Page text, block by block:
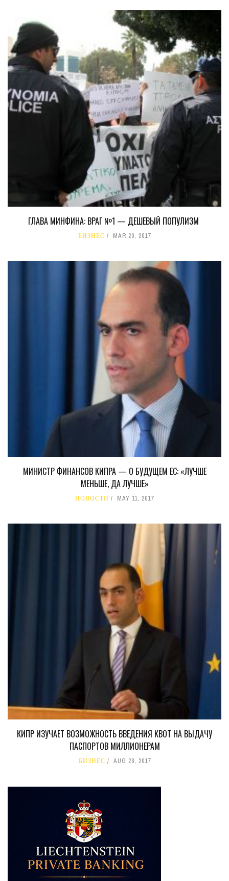
ГЛАВА МИНФИНА: ВРАГ №1 — ДЕШЕВЫЙ ПОПУЛИЗМ
БИЗНЕС MAR 20, 2017
МИНИСТР ФИНАНСОВ КИПРА — О БУДУЩЕМ ЕС: «ЛУЧШЕ
МЕНЬШЕ, ДА ЛУЧШЕ»
НОВОСТИ MAY 11, 2017
КИПР ИЗУЧАЕТ ВОЗМОЖНОСТЬ ВВЕДЕНИЯ КВОТ НА ВЫДАЧУ
ПАСПОРТОВ МИЛЛИОНЕРАМ
БИЗНЕС AUG 28, 2017